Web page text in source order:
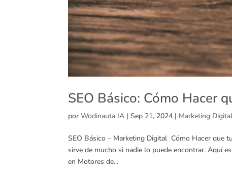
SEO Básico: Cómo Hacer
porWodinauta IA |Sep 21, 2024 | Marketing Digital
SEO Básico – Marketing Digital Cómo Hacer que
sirve de mucho si nadie lo puede encontrar. Aquí
en Motores de...